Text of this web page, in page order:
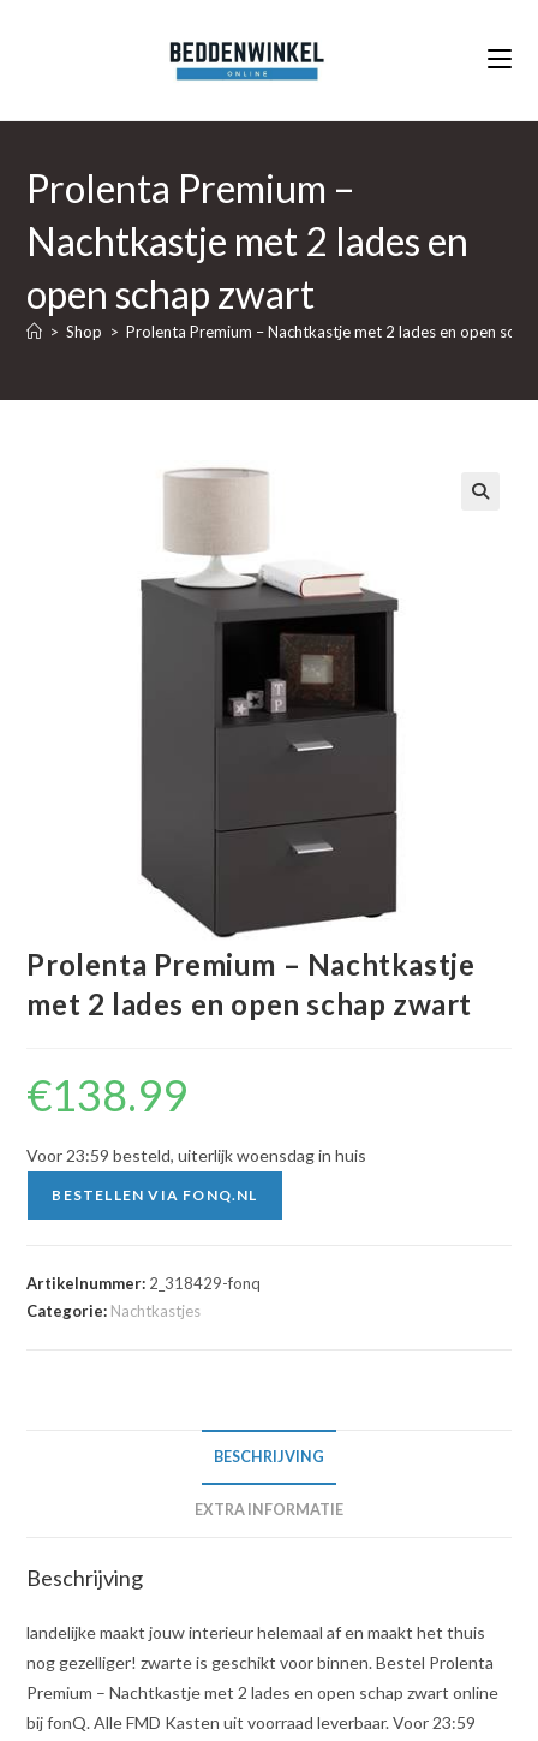
Prolenta Premium –
Nachtkastje met 2 lades en
open schap zwart
> Shop > Prolenta Premium – Nachtkastje met 2 lades en open
Prolenta Premium – Nachtkastje
met 2 lades en open schap zwart
€138.99
Voor 23:59 besteld, uiterlijk woensdag in huis
BESTELLEN VIA FONQ.NL
Artikelnummer: 2_318429-fonq
Categorie: Nachtkastjes
BESCHRIJVING
EXTRA INFORMATIE
Beschrijving
landelijke maakt jouw interieur helemaal af en maakt het thuis
nog gezelliger! zwarte is geschikt voor binnen. Bestel Prolenta
Premium – Nachtkastje met 2 lades en open schap zwart online
bij fonQ. Alle FMD Kasten uit voorraad leverbaar. Voor 23:59